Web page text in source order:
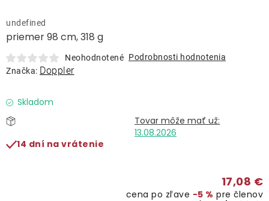
priemer 98 cm, 318 g
undefined
Neohodnotené Podrobnosti hodnotenia
Značka: Doppler
Skladom
13.08.2026
14 dní na vrátenie
17,08 €
cena po zľave −5 % pre členov